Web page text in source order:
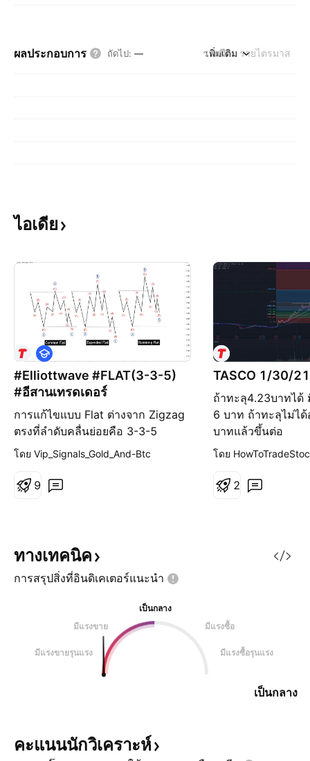
ผลประกอบการ ถัดไป: — รายปี รายไตรมาส
เพิ่มเติม
ไอเดีย
#Elliottwave #FLAT(3-3-5)
#อีสานเทรดเดอร์
การแก้ไขแบบ Flat ต่างจาก Zigzag
ตรงที่ลำดับคลื่นย่อยคือ 3-3-5
เนื่องจากคลื่น Action คลื่น A ไม่มี
เหมือน Zigzag และคลื่น B ขาดแรง
ของคลื่น A การแก้ไขแบบ Flat มัก
จะย
ก
ร
ศึ
ก
ษ
โดย Vip_Signals_Gold_And-Btc
9
TASCO 1/30/21
ถ้าทะลุ4.23บาทได้
6 บาท ถ้าทะลุไม่ไ
บาทแล้วขึ้นต่อ
โดย
2
ทางเทคนิค
การสรุปสิ่งที่อินดิเคเตอร์แนะนำ
เป็นกลาง
มีแรงขาย
มีแรงซื้อ
มีแรงขายรุนแรง มีแรงซื้อรุนแรง
เป็นกลาง
คะแนนนักวิเคราะห์